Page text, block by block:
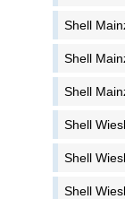
Shell
Shell
Shell
Shell
Shell
Shell